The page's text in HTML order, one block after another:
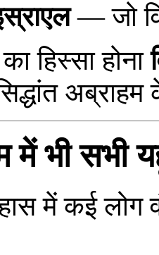
— जो
हिस्सा होना
में भी सभी
में कई